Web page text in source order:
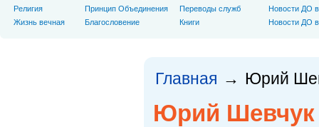
Главная → Юрий
Юрий Шевчук
Религия
Жизнь вечная
Принцип Объединения
Благословение
Переводы служб
Книги
Новости ДО
Новости ДО